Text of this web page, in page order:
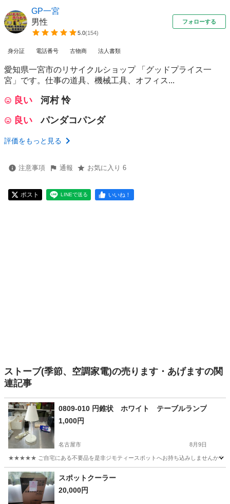
GP一宮
男性
5.0(154)
フォローする
身分証 電話番号 古物商 法人書類
愛知県一宮市のリサイクルショップ 「グッドプライス一
宮」です。仕事の道具、機械工具、オフィス...
良い
河村 怜
良い
パンダコパンダ
評価をもっと見る
注意事項 通報 お気に入り 6
ポスト LINEで送る いいね！
ストーブ(季節、空調家電)の売ります・あげますの関
連記事
0809-010 円錐状 ホワイト テーブルランプ
1,000円
名古屋市 8月9日
★★★★★ ご自宅にある不要品を是非ジモティースポットへお持ち込みしませんか？
愛知 名古屋市 その他 現地
スポットクーラー
20,000円